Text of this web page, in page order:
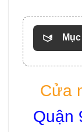
Cửa
Quận